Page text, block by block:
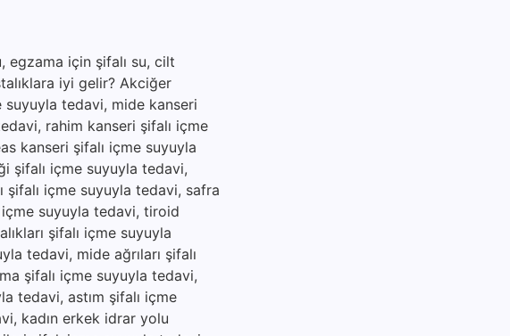
egzama için şifalı su, cilt
iyi gelir? Akciğer
suyuyla tedavi, mide kanseri
rahim kanseri şifalı içme
kanseri şifalı içme suyuyla
şifalı içme suyuyla tedavi,
içme suyuyla tedavi, safra
içme suyuyla tedavi, tiroid
şifalı içme suyuyla
tedavi, mide ağrıları şifalı
şifalı içme suyuyla tedavi,
tedavi, astım şifalı içme
kadın erkek idrar yolu